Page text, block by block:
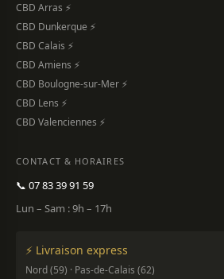
CBD Arras ⚡
CBD Dunkerque ⚡
CBD Calais ⚡
CBD Amiens ⚡
CBD Boulogne-sur-Mer ⚡
CBD Lens ⚡
CBD Valenciennes ⚡
CONTACT & HORAIRES
📞 07 83 39 91 59
Lun – Sam : 9h – 17h
⚡ Livraison express
Nord (59) · Pas-de-Calais (62)